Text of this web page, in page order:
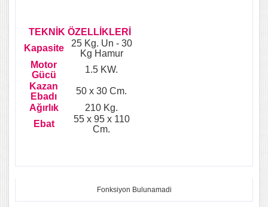
TEKNİK ÖZELLİKLERİ
Kapasite
25 Kg. Un - 30
Kg Hamur
Motor
Gücü
1.5 KW.
Kazan
Ebadı
50 x 30 Cm.
Ağırlık
210 Kg.
Ebat
55 x 95 x 110
Cm.
Fonksiyon Bulunamadi